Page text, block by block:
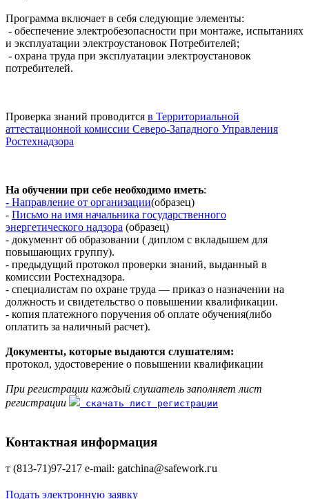
Программа включает в себя следующие элементы:
- обеспечение электробезопасности при монтаже, испытаниях
и эксплуатации электроустановок Потребителей;
- охрана труда при эксплуатации электроустановок
потребителей.
Проверка знаний проводится в Территориальной
аттестационной комиссии Северо-Западного Управления
Ростехнадзора
На обучении при себе необходимо иметь:
- Направление от организации(образец)
- Письмо на имя начальника государственного
энергетического надзора (образец)
- докуменнт об образовании ( диплом с вкладышем для
повышающих группу).
- предыдущий протокол проверки знаний, выданный в
комиссии Ростехнадзора.
- специалистам по охране труда — приказ о назначении на
должность и свидетельство о повышении квалификации.
- копия платежного поручения об оплате обучения(либо
оплатить за наличный расчет).
Документы, которые выдаются слушателям:
протокол, удостоверение о повышении квалификации
При регистрации каждый слушатель заполняет лист
регистрации
скачать лист регистрации
Контактная информация
т (813-71)97-217 е-mаil: gatchina@safework.гu
Подать электронную заявку